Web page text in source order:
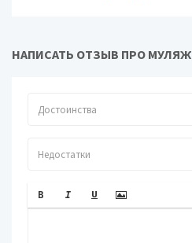
НАПИСАТЬ ОТЗЫВ ПРО МУЛЯЖ